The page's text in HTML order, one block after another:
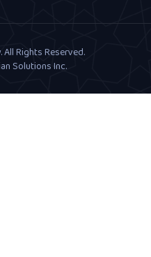
Rights Reserved.
Solutions Inc.